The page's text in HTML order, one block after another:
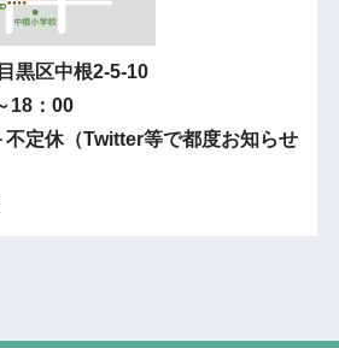
黒区中根2-5-10
18：00
定休（Twitter等で都度お知らせ